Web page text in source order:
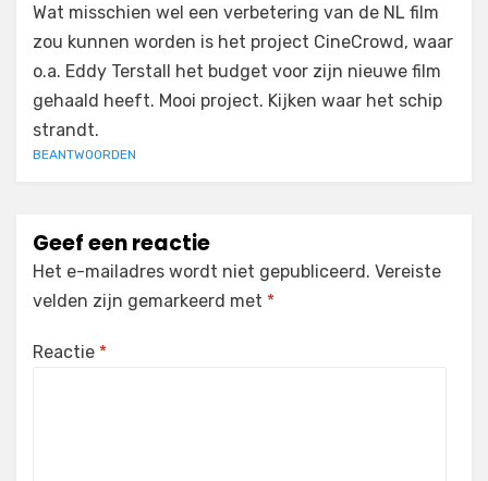
Wat misschien wel een verbetering van de NL film
zou kunnen worden is het project CineCrowd, waar
o.a. Eddy Terstall het budget voor zijn nieuwe film
gehaald heeft. Mooi project. Kijken waar het schip
strandt.
BEANTWOORDEN
Geef een reactie
Het e-mailadres wordt niet gepubliceerd. Vereiste
velden zijn gemarkeerd met *
Reactie *